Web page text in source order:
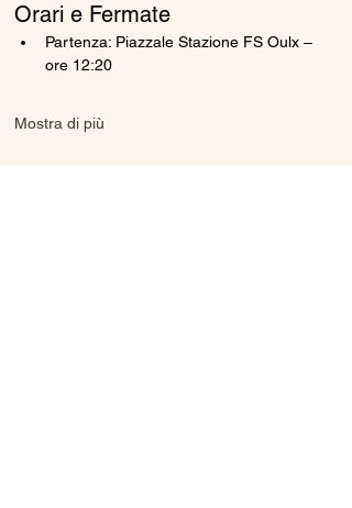
Orari e Fermate
Partenza: Piazzale Stazione FS Oulx –
ore 12:20
Mostra di più